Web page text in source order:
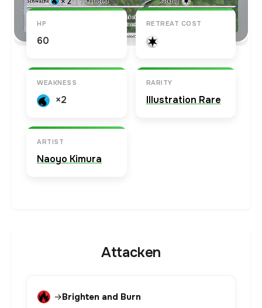
HP
60
RETREAT COST
WEAKNESS
×2
RARITY
Illustration Rare
ARTIST
Naoyo Kimura
Attacken
→Brighten and Burn